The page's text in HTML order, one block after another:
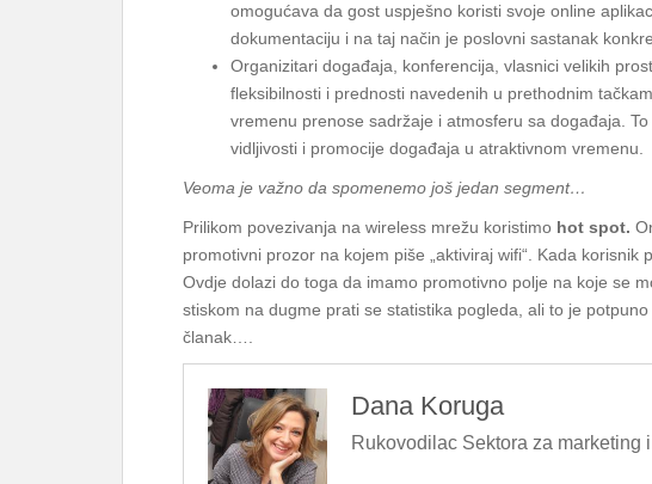
omogućava da gost uspješno koristi svoje online
dokumentaciju i na taj način je poslovni sastanak
Organizitari događaja, konferencija, vlasnici velikih
fleksibilnosti i prednosti navedenih u prethodnim
vremenu prenose sadržaje i atmosferu sa događaja.
vidljivosti i promocije događaja u atraktivnom vremenu.
Veoma je važno da spomenemo još jedan segment…
Prilikom povezivanja na wireless mrežu koristimo hot spot.
promotivni prozor na kojem piše „aktiviraj wifi“. Kada
Ovdje dolazi do toga da imamo promotivno polje na koje se
stiskom na dugme prati se statistika pogleda, ali to je
članak….
Dana Koruga
Rukovodilac Sektora za marketing